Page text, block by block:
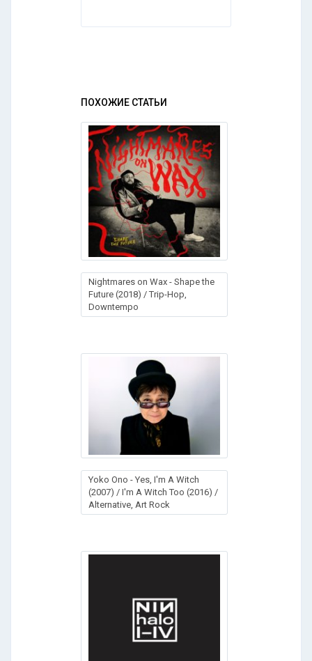
ПОХОЖИЕ СТАТЬИ
Nightmares on Wax - Shape the
Future (2018) / Trip-Hop,
Downtempo
Yoko Ono - Yes, I'm A Witch
(2007) / I'm A Witch Too (2016) /
Alternative, Art Rock